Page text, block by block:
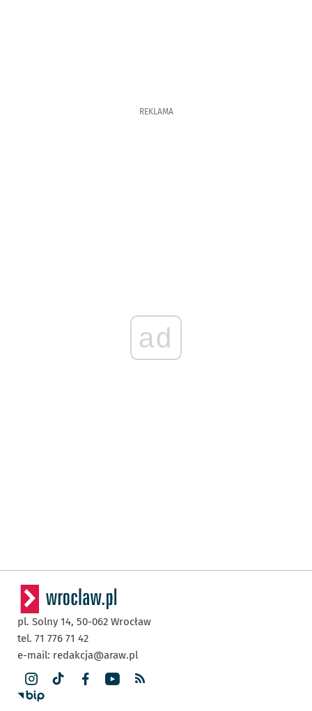
REKLAMA
ad
pl. Solny 14, 50-062 Wrocław
tel. 71 776 71 42
e-mail: redakcja@araw.pl